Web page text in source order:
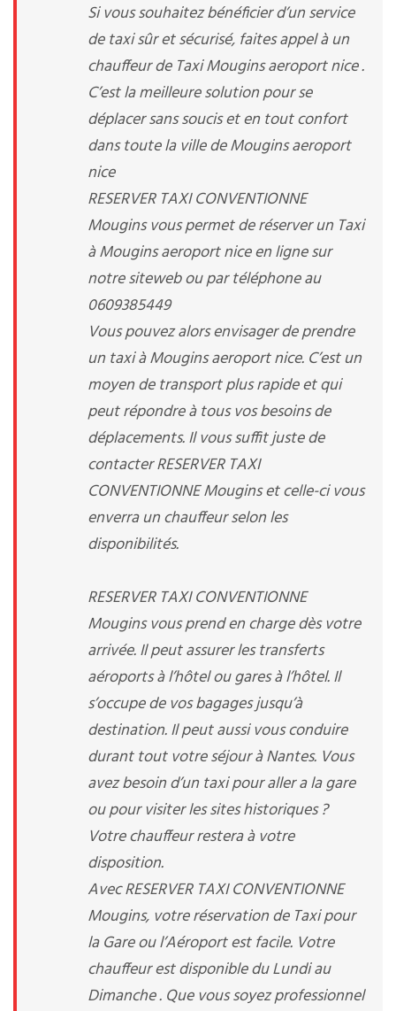
Si vous souhaitez bénéficier d’un service
de taxi sûr et sécurisé, faites appel à un
chauffeur de Taxi Mougins aeroport nice .
C’est la meilleure solution pour se
déplacer sans soucis et en tout confort
dans toute la ville de Mougins aeroport
nice
RESERVER TAXI CONVENTIONNE
Mougins vous permet de réserver un Taxi
à Mougins aeroport nice en ligne sur
notre siteweb ou par téléphone au
0609385449
Vous pouvez alors envisager de prendre
un taxi à Mougins aeroport nice. C’est un
moyen de transport plus rapide et qui
peut répondre à tous vos besoins de
déplacements. Il vous suffit juste de
contacter RESERVER TAXI
CONVENTIONNE Mougins et celle-ci vous
enverra un chauffeur selon les
disponibilités.
RESERVER TAXI CONVENTIONNE
Mougins vous prend en charge dès votre
arrivée. Il peut assurer les transferts
aéroports à l’hôtel ou gares à l’hôtel. Il
s’occupe de vos bagages jusqu’à
destination. Il peut aussi vous conduire
durant tout votre séjour à Nantes. Vous
avez besoin d’un taxi pour aller a la gare
ou pour visiter les sites historiques ?
Votre chauffeur restera à votre
disposition.
Avec RESERVER TAXI CONVENTIONNE
Mougins, votre réservation de Taxi pour
la Gare ou l’Aéroport est facile. Votre
chauffeur est disponible du Lundi au
Dimanche . Que vous soyez professionnel